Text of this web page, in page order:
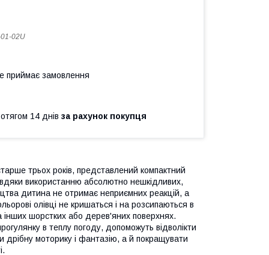
02U
приймає замовлення
14 днів за рахунок покупця
трьох років, представлений компактний
використанню абсолютно нешкідливих,
дитина не отримає неприємних реакцій, а
олівці не кришаться і на розсипаються в
шорстких або дерев'яних поверхнях.
в теплу погоду, допоможуть відволікти
моторику і фантазію, а й покращувати